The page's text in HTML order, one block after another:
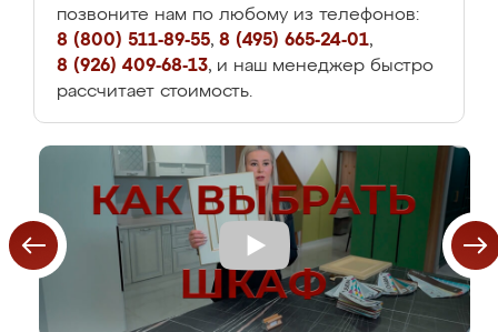
позвоните нам по любому из телефонов:
8 (800) 511-89-55, 8 (495) 665-24-01,
8 (926) 409-68-13, и наш менеджер быстро
рассчитает стоимость.